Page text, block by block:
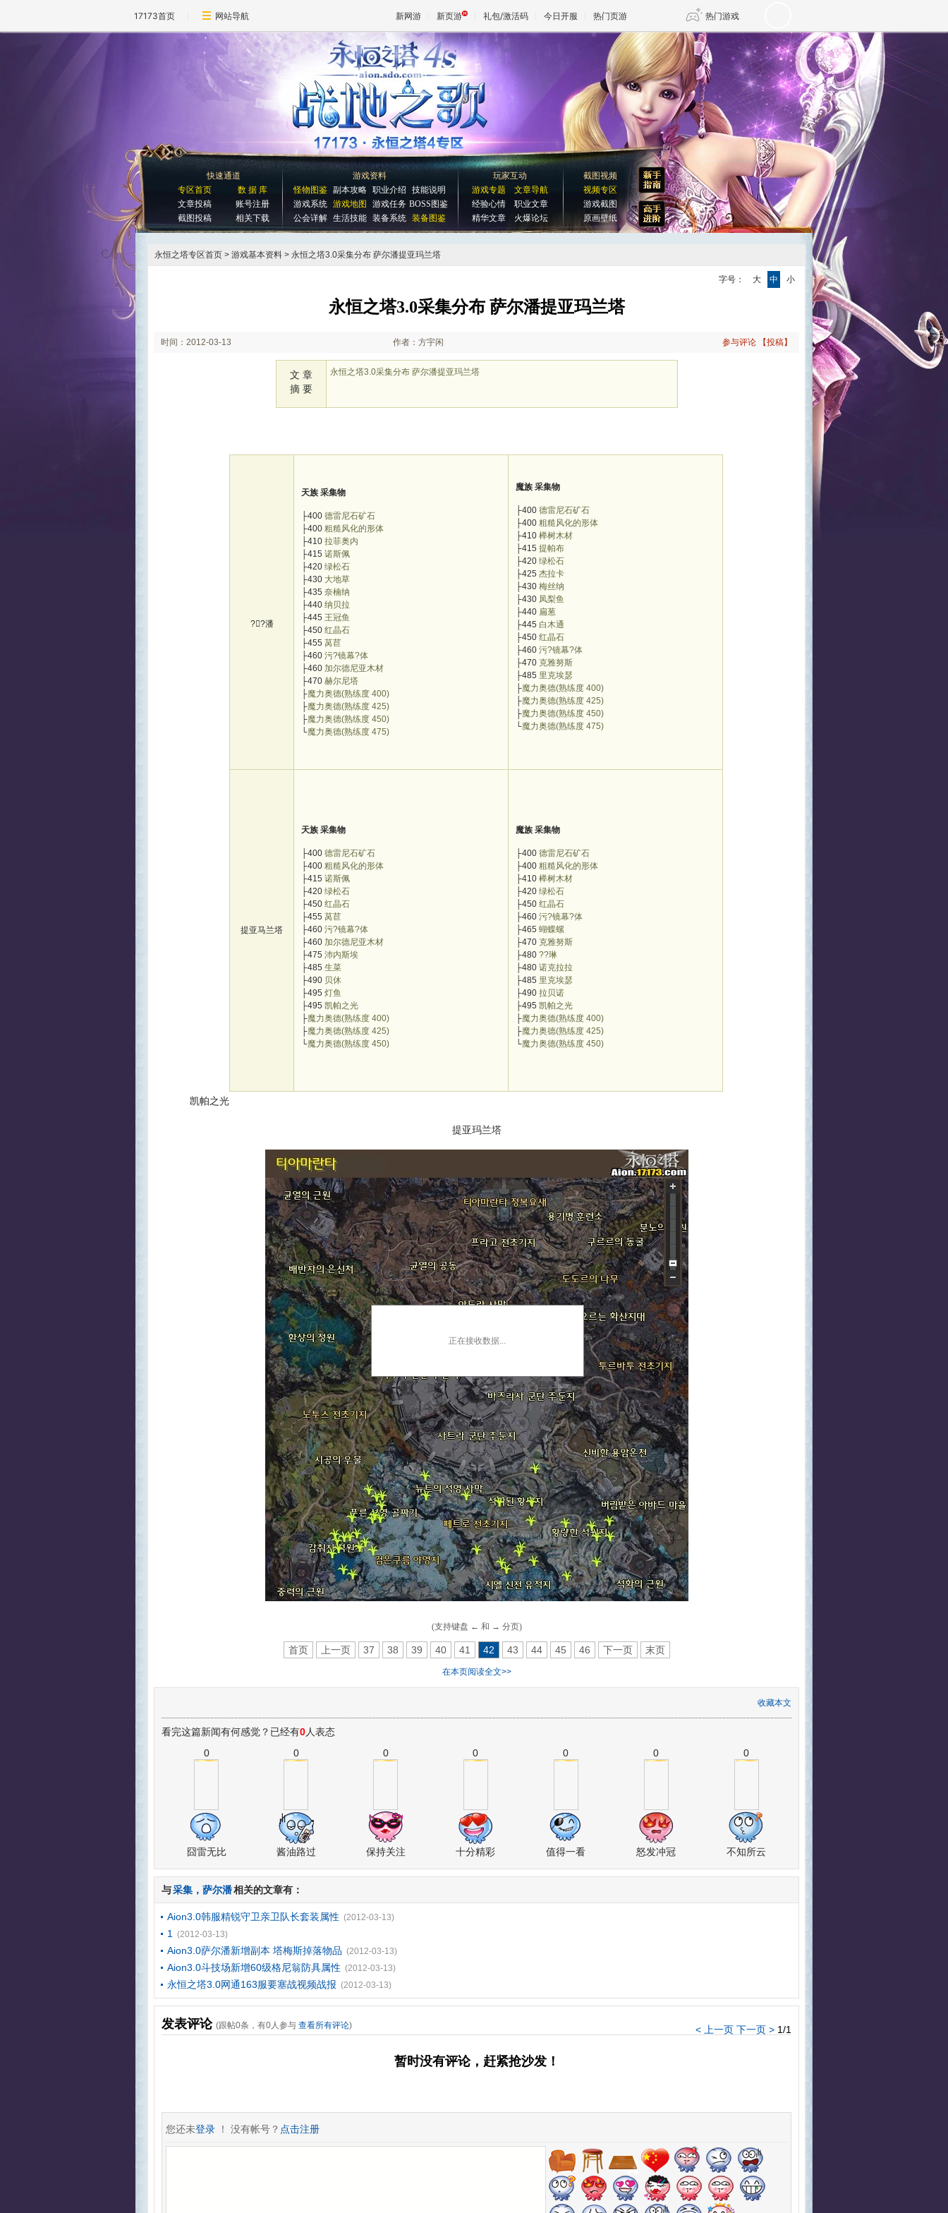
17173首页 网站导航 新网游 新页游 礼包/激活码 今日开服 热门页游 热门游戏
魔兽 DNF
天堂 剑网3旗舰版 新天龙八部
王权与自由 诛仙世界 新仙侠5
快速通道
专区首页
数 据 库
文章投稿
账号注册
截图投稿
相关下载
游戏资料
怪物图鉴
副本攻略 职业介绍
技能说明
游戏系统
游戏地图 游戏任务 BOSS图鉴
公会详解
生活技能 装备系统 装备图鉴
玩家互动
游戏专题
文章导航
经验心情
职业文章
精华文章
火爆论坛
截图视频
视频专区
游戏截图
原画壁纸
永恒之塔专区首页 > 游戏基本资料 > 永恒之塔3.0采集分布 萨尔潘提亚玛兰塔
字号： 大 中 小
永恒之塔3.0采集分布 萨尔潘提亚玛兰塔
时间：2012-03-13 作者：方宇闲 参与评论 【投稿】
文 章
摘 要
永恒之塔3.0采集分布 萨尔潘提亚玛兰塔
??潘
天族 采集物
├400德雷尼石矿石
├400粗糙风化的形体
├410拉菲奥内
├415诺斯佩
├420绿松石
├430 大地草
├435奈楠纳
├440纳贝拉
├445 王冠鱼
├450红晶石
├455莴苣
├460污?镜幕?体
├460加尔德尼亚木材
├470赫尔尼塔
├魔力奥德(熟练度 400)
├魔力奥德(熟练度 425)
├魔力奥德(熟练度 450)
└魔力奥德(熟练度 475)
魔族 采集物
├400德雷尼石矿石
├400粗糙风化的形体
├410榉树木材
├415提帕布
├420绿松石
├425杰拉卡
├430梅丝纳
├430 凤梨鱼
├440 扁葱
├445 白木通
├450红晶石
├460污?镜幕?体
├470 克雅努斯
├485 里克埃瑟
├魔力奥德(熟练度 400)
├魔力奥德(熟练度 425)
├魔力奥德(熟练度 450)
└魔力奥德(熟练度 475)
提亚马兰塔
天族 采集物
├400德雷尼石矿石
├400粗糙风化的形体
├415诺斯佩
├420绿松石
├450红晶石
├455莴苣
├460污?镜幕?体
├460加尔德尼亚木材
├475沛内斯埃
├485生菜
├490 贝休
├495灯鱼
├495凯帕之光
├魔力奥德(熟练度 400)
├魔力奥德(熟练度 425)
└魔力奥德(熟练度 450)
魔族 采集物
├400德雷尼石矿石
├400粗糙风化的形体
├410榉树木材
├420绿松石
├450红晶石
├460污?镜幕?体
├465蝴蝶螺
├470 克雅努斯
├480??琳
├480诺克拉拉
├485 里克埃瑟
├490拉贝诺
├495凯帕之光
├魔力奥德(熟练度 400)
├魔力奥德(熟练度 425)
└魔力奥德(熟练度 450)
凯帕之光
提亚玛兰塔
(支持键盘 ← 和 → 分页)
首页 上一页 37 38 39 40 41 42 43 44 45 46 下一页 末页
在本页阅读全文>>
收藏本文
看完这篇新闻有何感觉？已经有0人表态
0
囧雷无比
0
酱油路过
0
保持关注
0
十分精彩
0
值得一看
0
怒发冲冠
0
不知所云
正在接收数据...
与采集，萨尔潘相关的文章有：
Aion3.0韩服精锐守卫亲卫队长套装属性 (2012-03-13)
1 (2012-03-13)
Aion3.0萨尔潘新增副本 塔梅斯掉落物品 (2012-03-13)
Aion3.0斗技场新增60级格尼翁防具属性 (2012-03-13)
永恒之塔3.0网通163服要塞战视频战报 (2012-03-13)
< 上一页 下一页 > 1/1
发表评论 (跟帖0条，有0人参与 查看所有评论)
暂时没有评论，赶紧抢沙发！
您还未登录 ！ 没有帐号？ 点击注册